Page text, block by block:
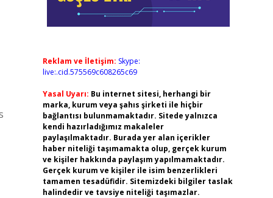
Reklam ve İletişim: Skype:
live:.cid.575569c608265c69
Yasal Uyarı: Bu internet sitesi, herhangi bir
marka, kurum veya şahıs şirketi ile hiçbir
bağlantısı bulunmamaktadır. Sitede yalnızca
kendi hazırladığımız makaleler
paylaşılmaktadır. Burada yer alan içerikler
haber niteliği taşımamakta olup, gerçek kurum
ve kişiler hakkında paylaşım yapılmamaktadır.
Gerçek kurum ve kişiler ile isim benzerlikleri
tamamen tesadüfidir. Sitemizdeki bilgiler taslak
halindedir ve tavsiye niteliği taşımazlar.